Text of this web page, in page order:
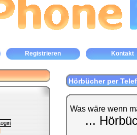
Registrieren Kontakt
Hörbücher per
Was wäre wenn
...